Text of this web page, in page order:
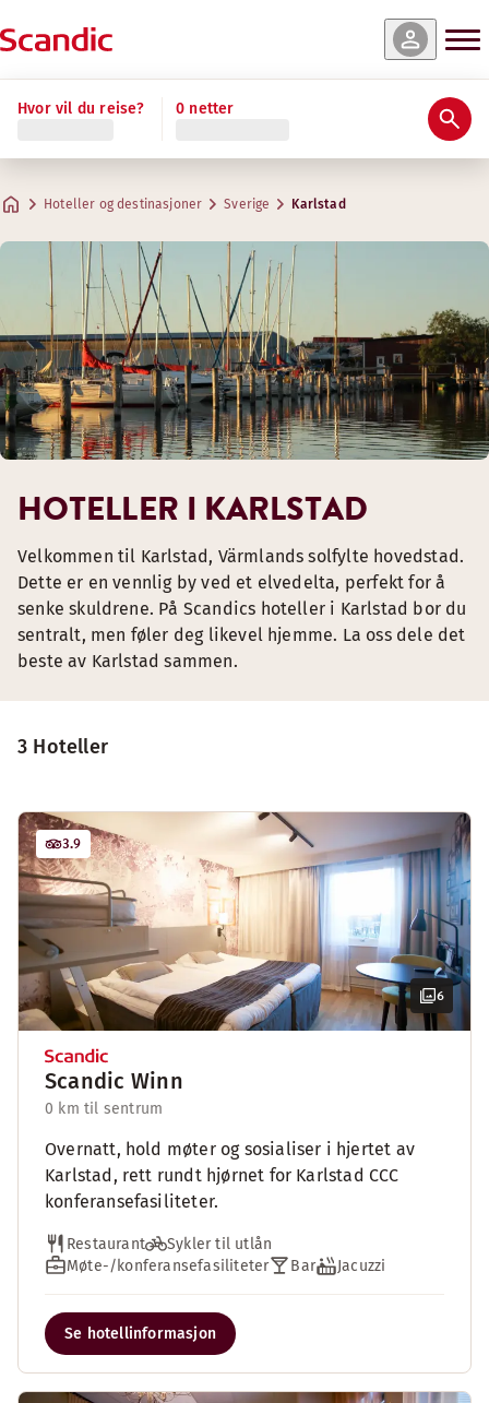
Hvor vil du reise? 0 netter
Hoteller og destinasjoner Sverige Karlstad
3 Hoteller
6
3.9
Scandic Winn
0 km til sentrum
Overnatt, hold møter og sosialiser i hjertet av
Karlstad, rett rundt hjørnet for Karlstad CCC
konferansefasiliteter.
Restaurant
Sykler til utlån
Møte-/konferansefasiliteter
Bar Jacuzzi
Se hotellinformasjon
HOTELLER I KARLSTAD
Velkommen til Karlstad, Värmlands solfylte hovedstad.
Dette er en vennlig by ved et elvedelta, perfekt for å
senke skuldrene. På Scandics hoteller i Karlstad bor du
sentralt, men føler deg likevel hjemme. La oss dele det
beste av Karlstad sammen.